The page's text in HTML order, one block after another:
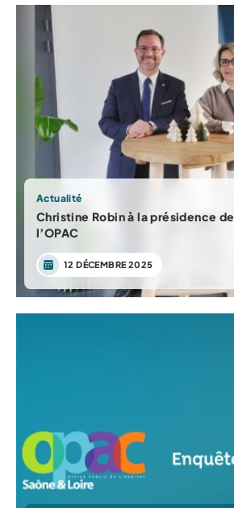
Actualité
Christine Robin à la présidence de
l’OPAC
12 DÉCEMBRE 2025